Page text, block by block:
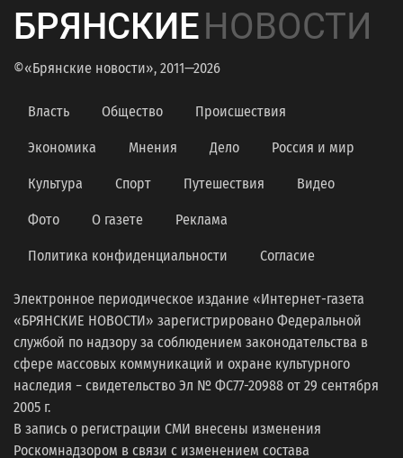
БРЯНСКИЕНОВОСТИ
©«Брянские новости», 2011—2026
Власть Общество Происшествия
Экономика Мнения Дело Россия и мир
Культура Спорт Путешествия Видео
Фото О газете Реклама
Политика конфиденциальности Согласие
Электронное периодическое издание «Интернет-газета
«БРЯНСКИЕ НОВОСТИ» зарегистрировано Федеральной
службой по надзору за соблюдением законодательства в
сфере массовых коммуникаций и охране культурного
наследия − свидетельство Эл № ФС77-20988 от 29 сентября
2005 г.
В запись о регистрации СМИ внесены изменения
Роскомнадзором в связи с изменением состава